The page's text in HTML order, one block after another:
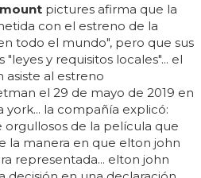
pictures afirma que la
con el estreno de la
todo el mundo", pero que sus
"leyes y requisitos locales"... el
al estreno
el 29 de mayo de 2019 en
york... la compañía explicó:
de la película que
la manera en que elton john
representada... elton john